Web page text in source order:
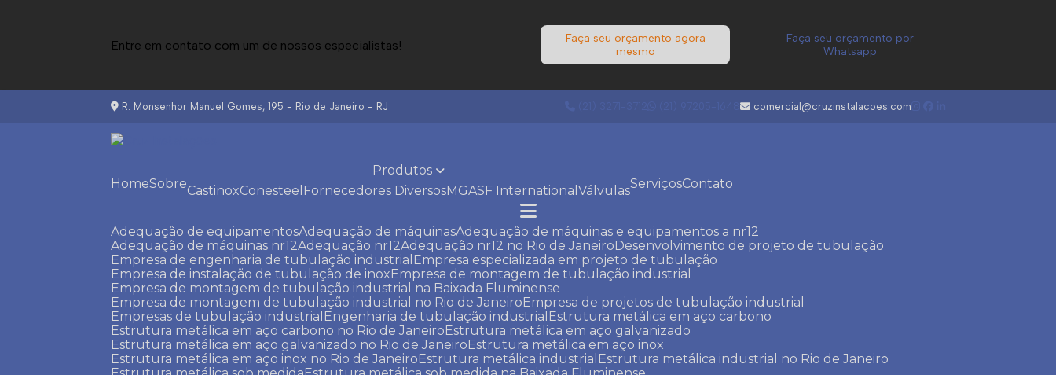
Entre em contato com um de nossos especialistas!
Faça seu orçamento agora
mesmo
Faça seu orçamento por
Whatsapp
R. Monsenhor Manuel Gomes, 195 - Rio de Janeiro - RJ comercial@cruzinstalacoes.com
Home Sobre
Produtos
Castinox
Conesteel Fornecedores Diversos MGA SF International Válvulas Serviços Contato
Adequação de equipamentos Adequação de máquinas Adequação de máquinas e equipamentos a nr12
Adequação de máquinas nr12 Adequação nr12 Adequação nr12 no Rio de Janeiro
Desenvolvimento de projeto de tubulação
Empresa de engenharia de tubulação industrial
Empresa especializada em projeto de tubulação
Empresa de instalação de tubulação de inox
Empresa de montagem de tubulação industrial
Empresa de montagem de tubulação industrial na Baixada Fluminense
Empresa de montagem de tubulação industrial no Rio de Janeiro
Empresa de projetos de tubulação industrial
Empresas de tubulação industrial
Engenharia de tubulação industrial
Estrutura metálica em aço carbono
Estrutura metálica em aço carbono no Rio de Janeiro
Estrutura metálica em aço galvanizado
Estrutura metálica em aço galvanizado no Rio de Janeiro
Estrutura metálica em aço inox
Estrutura metálica em aço inox no Rio de Janeiro
Estrutura metálica industrial
Estrutura metálica industrial no Rio de Janeiro